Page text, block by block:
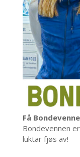
Få
Bondevennen
luktar fjøs av!